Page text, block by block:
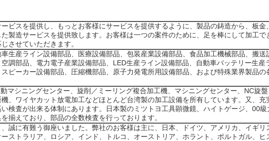
ビスを提供し、もっとお客様にサービスを提供するように、製品の鋳造から、板
製造サービスを提供致します。お客様は一つの案件のために、足を棒にして加工で
させていただきます。
生産ライン設備部品、医療設備部品、包装産業設備部品、食品加工機械部品、搬送
調部品、電力電子産業設備部品、LED生産ライン設備部品、自動車バッテリー生産
ピーカー設備部品、圧縮機部品、原子力発電所用設備部品、および特殊業界製品の
マシニングセンター、旋削／ミーリング複合加工機、マシニングセンター、NC旋
、ワイヤカット放電加工などほとんど台湾製の加工設備を所有しています。又、充
検査が出来る体制にあります。日本製のミツトヨ工具顕微鏡、ハイトゲージ、00
揃えており、部品の全数検査を行っております。
誠に有難う御座いました。弊社のお客様は主に、日本、ドイツ、アメリカ、イギ
ストラリア、ロシア、インド、トルコ、オーストリア、ホラント、ポルトガル、ヒ